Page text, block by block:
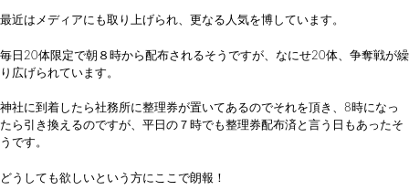
最近はメディアにも取り上げられ、更なる人気を博しています。
毎日20体限定で朝８時から配布されるそうですが、なにせ20体、争奪戦が繰
り広げられています。
神社に到着したら社務所に整理券が置いてあるのでそれを頂き、8時になっ
たら引き換えるのですが、平日の７時でも整理券配布済と言う日もあったそ
うです。
どうしても欲しいという方にここで朗報！